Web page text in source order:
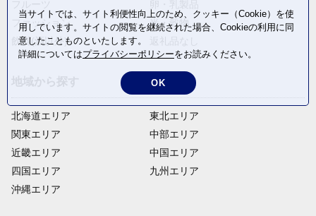
ファッション
米・穀物
飲料(酒以外)
北海道エリア
関東エリア
近畿エリア
四国エリア
沖縄エリア
東北エリア
中部エリア
中国エリア
九州エリア
当サイトでは、サイト利便性向上のため、クッキー（Cookie）を使
用しています。サイトの閲覧を継続された場合、Cookieの利用に同
意したことものといたします。
詳細についてはプライバシーポリシーをお読みください。
OK